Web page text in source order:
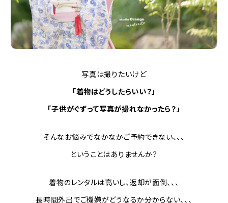
写真は撮りたいけど
「着物はどうしたらいい？」
「子供がぐずって写真が撮れなかったら？」
そんなお悩みでなかなかご予約できない、、、
ということはありませんか？
着物のレンタルは高いし、返却が面倒、、、
長時間外出でご機嫌がどうなるか分からない、、、